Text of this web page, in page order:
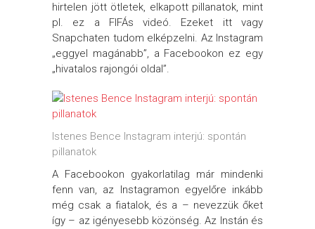
hirtelen jött ötletek, elkapott pillanatok, mint
pl. ez a FIFÁs videó. Ezeket itt vagy
Snapchaten tudom elképzelni. Az Instagram
„eggyel magánabb”, a Facebookon ez egy
„hivatalos rajongói oldal”.
Istenes Bence Instagram interjú: spontán
pillanatok
A Facebookon gyakorlatilag már mindenki
fenn van, az Instagramon egyelőre inkább
még csak a fiatalok, és a – nevezzük őket
így – az igényesebb közönség. Az Instán és